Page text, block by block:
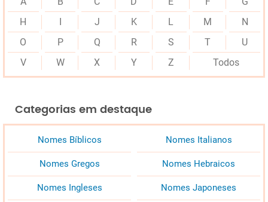
H
I J K L M
N
O
P Q R S T
U
V
W X Y Z Todos
Categorias em destaque
Nomes Bíblicos Nomes Italianos
Nomes Gregos Nomes Hebraicos
Nomes Ingleses Nomes Japoneses